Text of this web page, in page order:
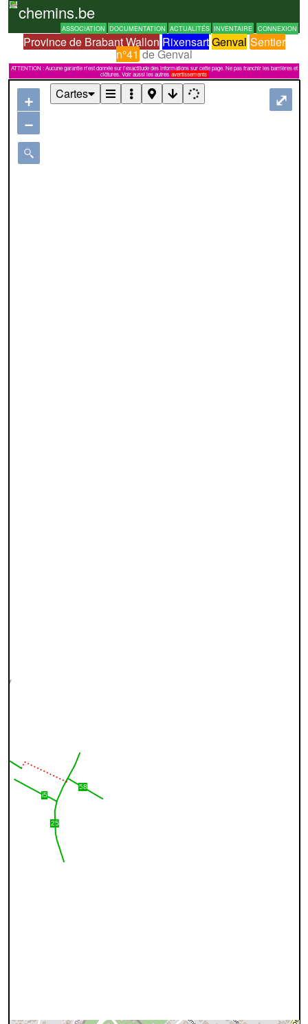
chemins.be
ASSOCIATION DOCUMENTATION ACTUALITÉS INVENTAIRE CONNEXION
Province de Brabant Wallon RixensartGenval Sentier
n°41de Genval
ATTENTION : Aucune garantie n'est donnée sur l'exactitude des informations sur cette page. Ne pas franchir les barrières et
clôtures. Voir aussi les autres avertissements
+
−
⤢
Cartes